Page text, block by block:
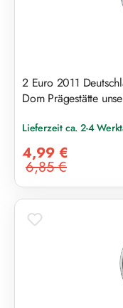
2 Euro 2011
Dom Prägestätte
Lieferzeit ca. 2-4
4,99 €
Regulärer Preis:
6,85 €